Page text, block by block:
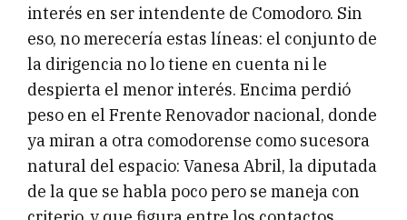
interés en ser intendente de Comodoro. Sin
eso, no merecería estas líneas: el conjunto de
la dirigencia no lo tiene en cuenta ni le
despierta el menor interés. Encima perdió
peso en el Frente Renovador nacional, donde
ya miran a otra comodorense como sucesora
natural del espacio: Vanesa Abril, la diputada
de la que se habla poco pero se maneja con